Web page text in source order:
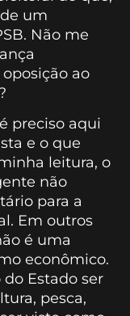
um
Não me
ao
preciso aqui
e o que
leitura, o
não
para a
Em outros
é uma
econômico.
Estado ser
pesca,